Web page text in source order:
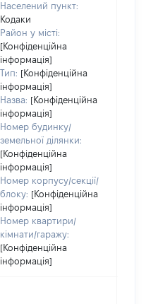
Населений пункт:
Кодаки
Район у місті:
[Конфіденційна
інформація]
Тип: [Конфіденційна
інформація]
Назва: [Конфіденційна
інформація]
Номер будинку/
земельної ділянки:
[Конфіденційна
інформація]
Номер корпусу/секції/
блоку: [Конфіденційна
інформація]
Номер квартири/
кімнати/гаражу:
[Конфіденційна
інформація]